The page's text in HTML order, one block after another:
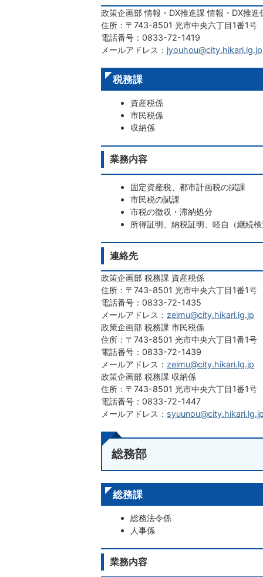
政策企画部 情報・DX推進課 情報・DX推進
住所：〒743-8501 光市中央六丁目1番1号
電話番号：0833-72-1419
メールアドレス： jyouhou@city.hikari.lg.jp
税務課
資産税係
市民税係
収納係
業務内容
固定資産税、都市計画税の賦課
市民税の賦課
市税の徴収・滞納処分
所得証明、納税証明、軽自（継続
連絡先
政策企画部 税務課 資産税係
住所：〒743-8501 光市中央六丁目1番1号
電話番号：0833-72-1435
メールアドレス： zeimu@city.hikari.lg.jp
政策企画部 税務課 市民税係
住所：〒743-8501 光市中央六丁目1番1号
電話番号：0833-72-1439
メールアドレス： zeimu@city.hikari.lg.jp
政策企画部 税務課 収納係
住所：〒743-8501 光市中央六丁目1番1号
電話番号：0833-72-1447
メールアドレス：
総務部
総務課
総務法令係
人事係
業務内容